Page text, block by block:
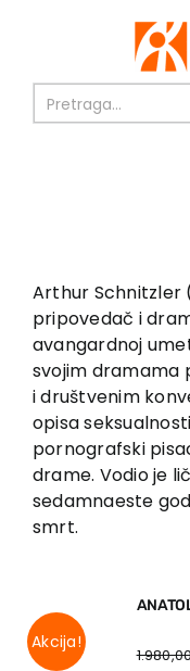
O nama
Knjige
U pripremi
Akcija
Autori
Vesti
EU PROJEKTI
Kontakt
Arthur Schnitzler
pripovedač i
avangardnoj
svojim dramama
i društvenim
opisa
pornografski
drame. Vodio je
sedamnaeste
smrt.
Akcija!